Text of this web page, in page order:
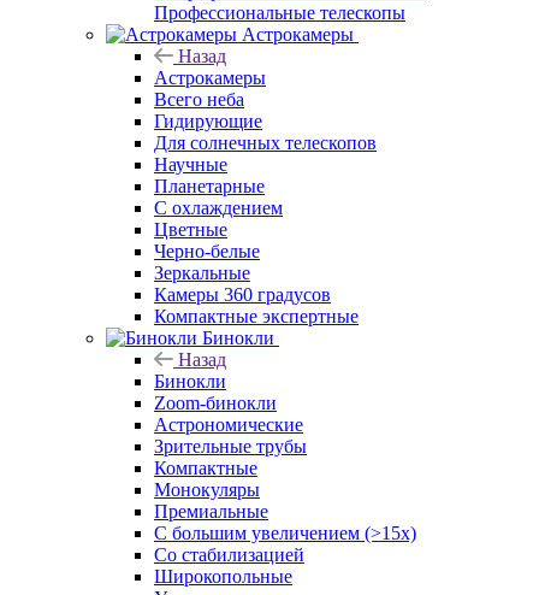
Профессиональные телескопы
Астрокамеры
Назад
Астрокамеры
Всего неба
Гидирующие
Для солнечных телескопов
Научные
Планетарные
С охлаждением
Цветные
Черно-белые
Зеркальные
Камеры 360 градусов
Компактные экспертные
Бинокли
Назад
Бинокли
Zoom-бинокли
Астрономические
Зрительные трубы
Компактные
Монокуляры
Премиальные
С большим увеличением (>15x)
Со стабилизацией
Широкопольные